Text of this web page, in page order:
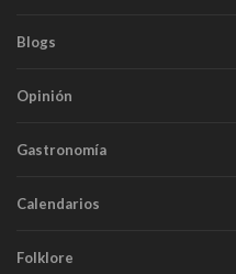
Blogs
Opinión
Gastronomía
Calendarios
Folklore